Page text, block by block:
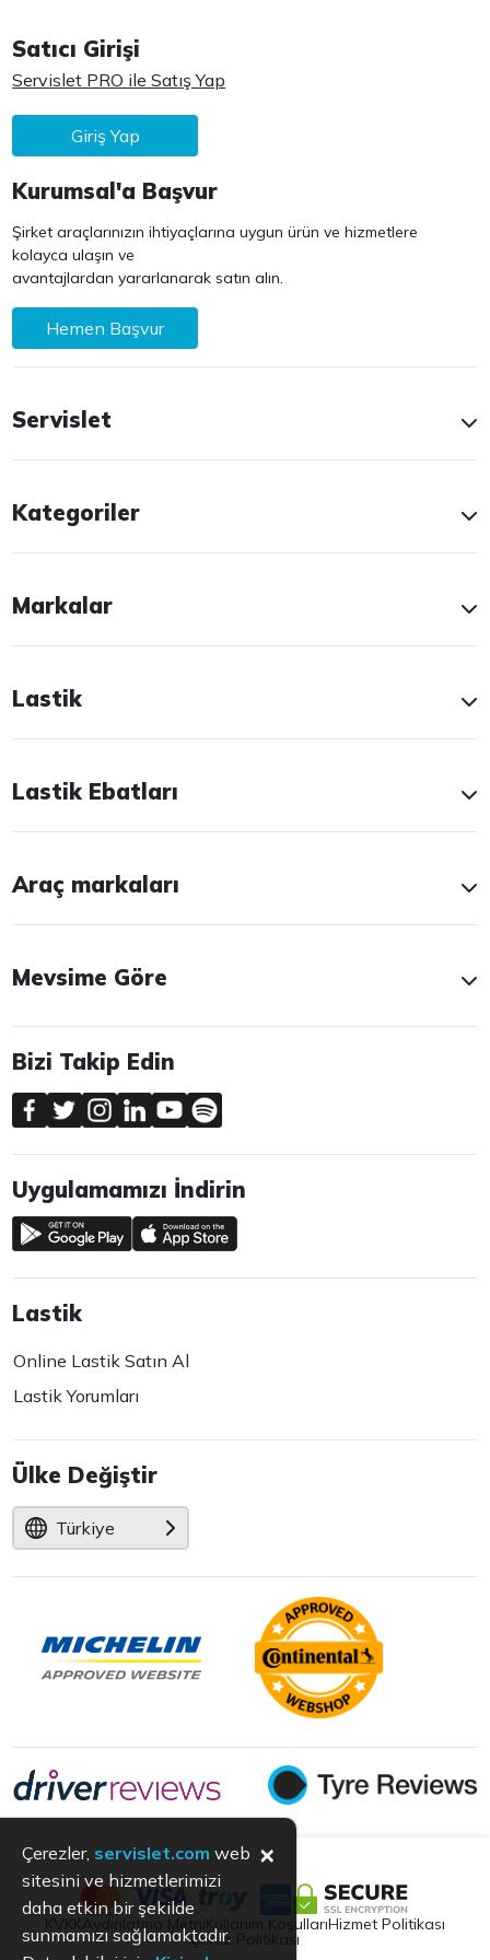
Satıcı Girişi
Servislet PRO ile Satış Yap
Giriş Yap
Kurumsal'a Başvur
Şirket araçlarınızın ihtiyaçlarına uygun ürün ve hizmetlere
kolayca ulaşın ve
avantajlardan yararlanarak satın alın.
Hemen Başvur
Servislet
Kategoriler
Markalar
Lastik
Lastik Ebatları
Araç markaları
Mevsime Göre
Bizi Takip Edin
Uygulamamızı İndirin
Lastik
Online Lastik Satın Al
Lastik Yorumları
Ülke Değiştir
Türkiye
Aydınlatma Metni Kullanım KoşullarıHizmet Politikası
Çerez Politikası
Çerezler, servislet.com web
sitesini ve hizmetlerimizi
daha etkin bir şekilde
sunmamızı sağlamaktadır.
×